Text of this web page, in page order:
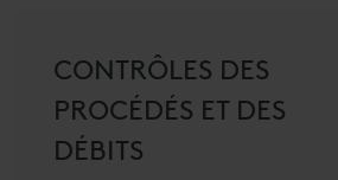
CONTRÔLES DES
PROCÉDÉS ET DES
DÉBITS